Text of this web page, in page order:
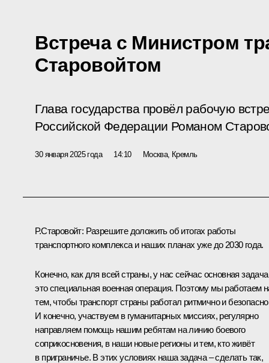
Встреча с Министром
Старовойтом
Глава государства провёл рабочую
Российской Федерации Романом
30 января 2025 года 14:10 Москва, Кремль
Р.Старовойт: Разрешите доложить об итогах работы
транспортного комплекса и наших планах уже до 2030 года.
Конечно, как для всей страны, у нас сейчас основная
это специальная военная операция. Поэтому мы работаем
тем, чтобы транспорт страны работал ритмично и
И конечно, участвуем в гуманитарных миссиях, регулярно
направляем помощь нашим ребятам на линию боевого
соприкосновения, в наши новые регионы и тем, кто живёт
в приграничье. В этих условиях наша задача – сделать так,